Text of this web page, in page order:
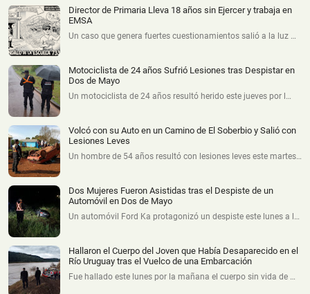
Director de Primaria Lleva 18 años sin Ejercer y trabaja en
EMSA
Un caso que genera fuertes cuestionamientos salió a la luz …
Motociclista de 24 años Sufrió Lesiones tras Despistar en
Dos de Mayo
Un motociclista de 24 años resultó herido este jueves por l…
Volcó con su Auto en un Camino de El Soberbio y Salió con
Lesiones Leves
Un hombre de 54 años resultó con lesiones leves este martes…
Dos Mujeres Fueron Asistidas tras el Despiste de un
Automóvil en Dos de Mayo
Un automóvil Ford Ka protagonizó un despiste este lunes a l…
Hallaron el Cuerpo del Joven que Había Desaparecido en el
Río Uruguay tras el Vuelco de una Embarcación
Fue hallado este lunes por la mañana el cuerpo sin vida de …